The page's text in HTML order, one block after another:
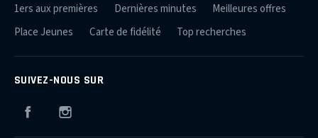
1ers aux premières Dernières minutes
Meilleures offres
Place Jeunes
Carte de fidélité Top recherches
SUIVEZ-NOUS SUR
Facebook